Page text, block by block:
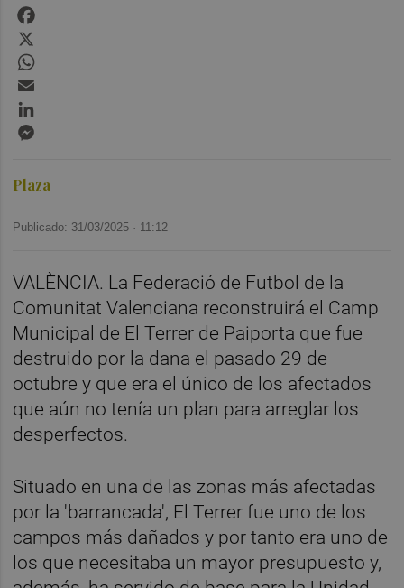
Plaza
Publicado: 31/03/2025 · 11:12
VALÈNCIA. La Federació de Futbol de la
Comunitat Valenciana reconstruirá el Camp
Municipal de El Terrer de Paiporta que fue
destruido por la dana el pasado 29 de
octubre y que era el único de los afectados
que aún no tenía un plan para arreglar los
desperfectos.
Situado en una de las zonas más afectadas
por la 'barrancada', El Terrer fue uno de los
campos más dañados y por tanto era uno de
los que necesitaba un mayor presupuesto y,